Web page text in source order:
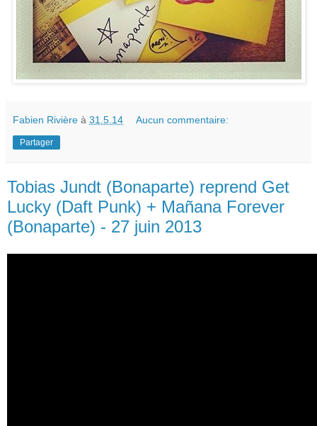
Fabien Rivière à 31.5.14 Aucun commentaire:
Partager
Tobias Jundt (Bonaparte) reprend Get
Lucky (Daft Punk) + Mañana Forever
(Bonaparte) - 27 juin 2013